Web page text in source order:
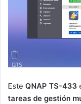
Este QNAP TS-433
tareas de gestión